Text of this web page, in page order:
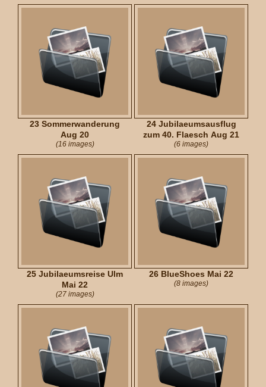
23 Sommerwanderung
Aug 20
(16 images)
24 Jubilaeumsausflug
zum 40. Flaesch Aug 21
(6 images)
25 Jubilaeumsreise Ulm
Mai 22
(27 images)
26 BlueShoes Mai 22
(8 images)